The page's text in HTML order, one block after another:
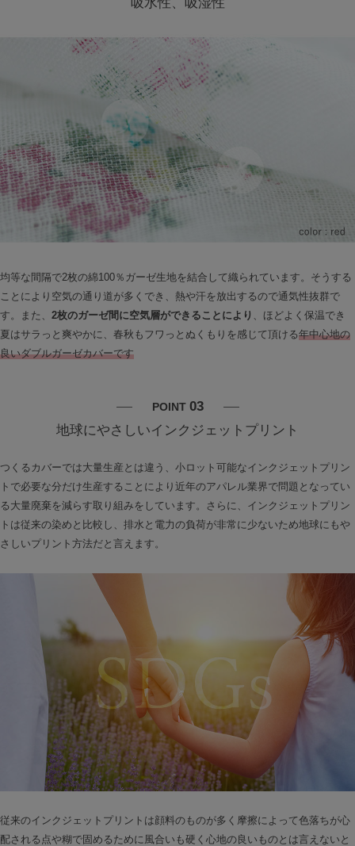
均等な間隔で2枚の綿100％ガーゼ生地を結合して織られています。そうする
ことにより空気の通り道が多くでき、熱や汗を放出するので通気性抜群で
す。また、 2枚のガーゼ間に空気層ができることにより 、ほどよく保温でき
夏はサラっと爽やかに、春秋もフワっとぬくもりを感じて頂ける年中心地の
良いダブルガーゼカバーです
POINT 03
地球にやさしいインクジェットプリント
つくるカバーでは大量生産とは違う、小ロット可能なインクジェットプリン
トで必要な分だけ生産することにより近年のアパレル業界で問題となってい
る大量廃棄を減らす取り組みをしています。さらに、インクジェットプリン
トは従来の染めと比較し、排水と電力の負荷が非常に少ないため地球にもや
さしいプリント方法だと言えます。
従来のインクジェットプリントは顔料のものが多く摩擦によって色落ちが心
配される点や糊で固めるために風合いも硬く心地の良いものとは言えないと